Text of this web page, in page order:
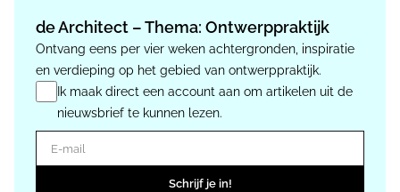
de Architect – Thema: Ontwerppraktijk
Ontvang eens per vier weken achtergronden, inspiratie
en verdieping op het gebied van ontwerppraktijk.
Ik maak direct een account aan om artikelen uit de
nieuwsbrief te kunnen lezen.
Schrijf je in!